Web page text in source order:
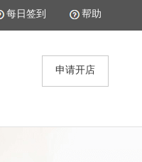
帮助
每日签到
申请开店